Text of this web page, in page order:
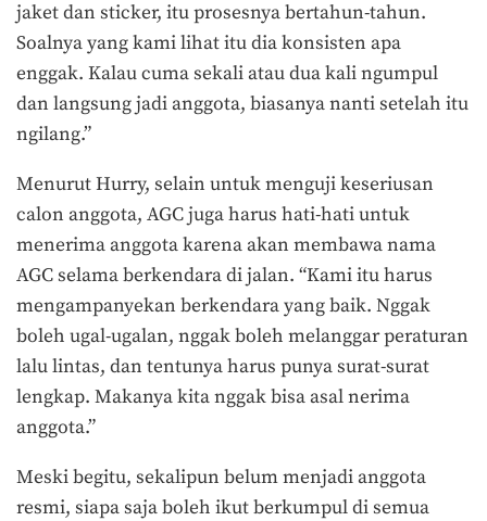
jaket dan sticker, itu prosesnya bertahun-tahun.
Soalnya yang kami lihat itu dia konsisten apa
enggak. Kalau cuma sekali atau dua kali ngumpul
dan langsung jadi anggota, biasanya nanti setelah itu
ngilang.”
Menurut Hurry, selain untuk menguji keseriusan
calon anggota, AGC juga harus hati-hati untuk
menerima anggota karena akan membawa nama
AGC selama berkendara di jalan. “Kami itu harus
mengampanyekan berkendara yang baik. Nggak
boleh ugal-ugalan, nggak boleh melanggar peraturan
lalu lintas, dan tentunya harus punya surat-surat
lengkap. Makanya kita nggak bisa asal nerima
anggota.”
Meski begitu, sekalipun belum menjadi anggota
resmi, siapa saja boleh ikut berkumpul di semua